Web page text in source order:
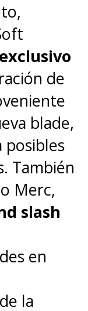
FIFA no
cuentas
. Todos
suma
de
blade,
posibles
También
Merc,
slash
en
la